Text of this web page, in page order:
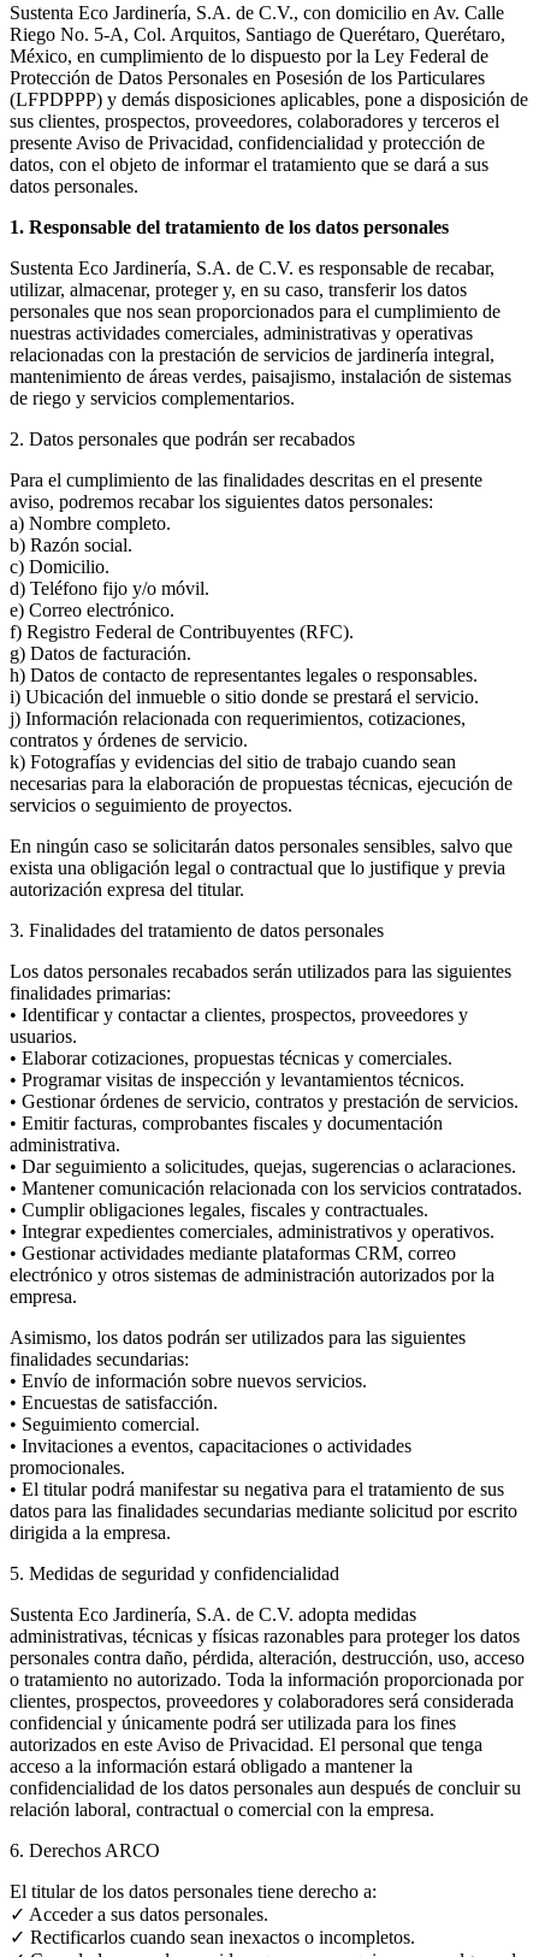
Sustenta Eco Jardinería, S.A. de C.V., con domicilio en Av. Calle
Riego No. 5-A, Col. Arquitos, Santiago de Querétaro, Querétaro,
México, en cumplimiento de lo dispuesto por la Ley Federal de
Protección de Datos Personales en Posesión de los Particulares
(LFPDPPP) y demás disposiciones aplicables, pone a disposición de
sus clientes, prospectos, proveedores, colaboradores y terceros el
presente Aviso de Privacidad, confidencialidad y protección de
datos, con el objeto de informar el tratamiento que se dará a sus
datos personales.
1. Responsable del tratamiento de los datos personales
Sustenta Eco Jardinería, S.A. de C.V. es responsable de recabar,
utilizar, almacenar, proteger y, en su caso, transferir los datos
personales que nos sean proporcionados para el cumplimiento de
nuestras actividades comerciales, administrativas y operativas
relacionadas con la prestación de servicios de jardinería integral,
mantenimiento de áreas verdes, paisajismo, instalación de sistemas
de riego y servicios complementarios.
2. Datos personales que podrán ser recabados
Para el cumplimiento de las finalidades descritas en el presente
aviso, podremos recabar los siguientes datos personales:
a) Nombre completo.
b) Razón social.
c) Domicilio.
d) Teléfono fijo y/o móvil.
e) Correo electrónico.
f) Registro Federal de Contribuyentes (RFC).
g) Datos de facturación.
h) Datos de contacto de representantes legales o responsables.
i) Ubicación del inmueble o sitio donde se prestará el servicio.
j) Información relacionada con requerimientos, cotizaciones,
contratos y órdenes de servicio.
k) Fotografías y evidencias del sitio de trabajo cuando sean
necesarias para la elaboración de propuestas técnicas, ejecución de
servicios o seguimiento de proyectos.
En ningún caso se solicitarán datos personales sensibles, salvo que
exista una obligación legal o contractual que lo justifique y previa
autorización expresa del titular.
3. Finalidades del tratamiento de datos personales
Los datos personales recabados serán utilizados para las siguientes
finalidades primarias:
• Identificar y contactar a clientes, prospectos, proveedores y
usuarios.
• Elaborar cotizaciones, propuestas técnicas y comerciales.
• Programar visitas de inspección y levantamientos técnicos.
• Gestionar órdenes de servicio, contratos y prestación de servicios.
• Emitir facturas, comprobantes fiscales y documentación
administrativa.
• Dar seguimiento a solicitudes, quejas, sugerencias o aclaraciones.
• Mantener comunicación relacionada con los servicios contratados.
• Cumplir obligaciones legales, fiscales y contractuales.
• Integrar expedientes comerciales, administrativos y operativos.
• Gestionar actividades mediante plataformas CRM, correo
electrónico y otros sistemas de administración autorizados por la
empresa.
Asimismo, los datos podrán ser utilizados para las siguientes
finalidades secundarias:
• Envío de información sobre nuevos servicios.
• Encuestas de satisfacción.
• Seguimiento comercial.
• Invitaciones a eventos, capacitaciones o actividades
promocionales.
• El titular podrá manifestar su negativa para el tratamiento de sus
datos para las finalidades secundarias mediante solicitud por escrito
dirigida a la empresa.
5. Medidas de seguridad y confidencialidad
Sustenta Eco Jardinería, S.A. de C.V. adopta medidas
administrativas, técnicas y físicas razonables para proteger los datos
personales contra daño, pérdida, alteración, destrucción, uso, acceso
o tratamiento no autorizado. Toda la información proporcionada por
clientes, prospectos, proveedores y colaboradores será considerada
confidencial y únicamente podrá ser utilizada para los fines
autorizados en este Aviso de Privacidad. El personal que tenga
acceso a la información estará obligado a mantener la
confidencialidad de los datos personales aun después de concluir su
relación laboral, contractual o comercial con la empresa.
6. Derechos ARCO
El titular de los datos personales tiene derecho a:
✓ Acceder a sus datos personales.
✓ Rectificarlos cuando sean inexactos o incompletos.